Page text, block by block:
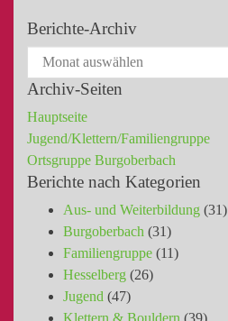
Berichte-Archiv
Archiv-Seiten
Hauptseite
Jugend/Klettern/Familiengruppe
Ortsgruppe Burgoberbach
Berichte nach Kategorien
Aus- und Weiterbildung (31)
Burgoberbach (31)
Familiengruppe (11)
Hesselberg (26)
Jugend (47)
Klettern & Bouldern (39)